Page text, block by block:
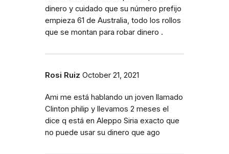
dinero y cuidado que su número prefijo
empieza 61 de Australia, todo los rollos
que se montan para robar dinero .
Rosi Ruiz October 21, 2021
Ami me está hablando un joven llamado
Clinton philip y llevamos 2 meses el
dice q está en Aleppo Siria exacto que
no puede usar su dinero que ago